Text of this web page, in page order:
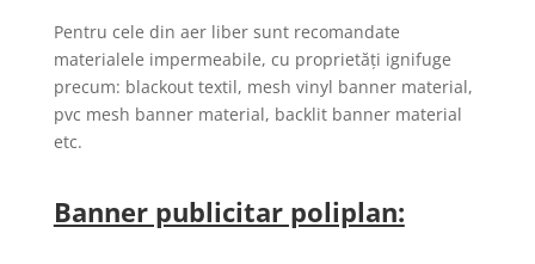
Pentru cele din aer liber sunt recomandate
materialele impermeabile, cu proprietăți ignifuge
precum: blackout textil, mesh vinyl banner material,
pvc mesh banner material, backlit banner material
etc.
Banner publicitar poliplan: